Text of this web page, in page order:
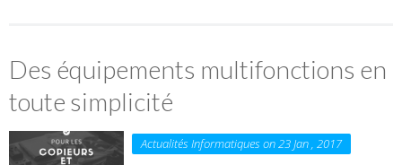
Des équipements multifonctions en
toute simplicité
Actualités Informatiques on 23 Jan , 2017